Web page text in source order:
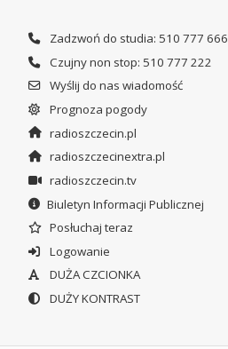
Zadzwoń do studia: 510 777 666
Czujny non stop: 510 777 222
Wyślij do nas wiadomość
Prognoza pogody
radioszczecin.pl
radioszczecinextra.pl
radioszczecin.tv
Biuletyn Informacji Publicznej
Posłuchaj teraz
Logowanie
DUŻA CZCIONKA
DUŻY KONTRAST